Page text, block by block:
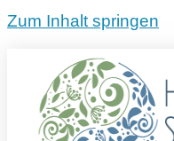
Zum Inhalt springen